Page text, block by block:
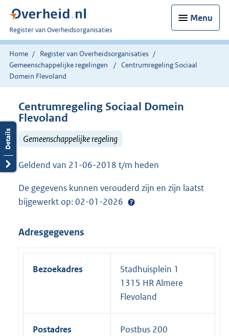
Menu
U
bent
nu
hier:
Register van Overheidsorganisaties
Home
Register van Overheidsorganisaties
Gemeenschappelijke regelingen
Centrumregeling Sociaal
Domein Flevoland
Centrumregeling Sociaal Domein
Flevoland
Gemeenschappelijke regeling
Geldend van 21-06-2018 t/m heden
De gegevens kunnen verouderd zijn en zijn laatst
bijgewerkt op: 02-01-2026
Adresgegevens
Bezoekadres
Stadhuisplein 1
1315 HR Almere
Flevoland
Postadres
Postbus 200